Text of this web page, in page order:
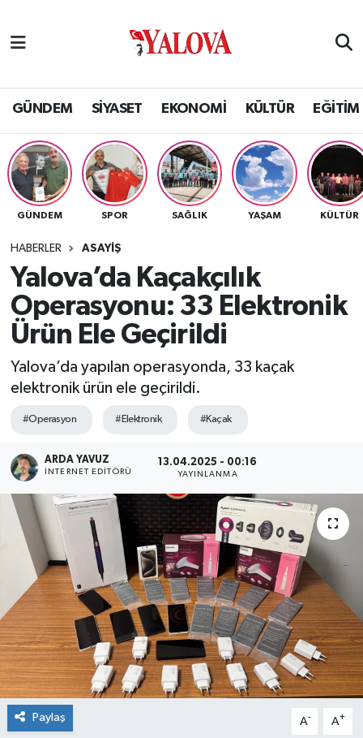
GÜNDEM SİYASET EKONOMİ KÜLTÜR EĞİTİM
GÜNDEM SPOR SAĞLIK YAŞAM KÜLTÜR
HABERLER ASAYİŞ
Yalova’da Kaçakçılık
Operasyonu: 33 Elektronik
Ürün Ele Geçirildi
Yalova’da yapılan operasyonda, 33 kaçak
elektronik ürün ele geçirildi.
#Operasyon #Elektronik #Kaçak
ARDA YAVUZ
İNTERNET EDITÖRÜ
13.04.2025 - 00:16
YAYINLANMA
Paylaş A- A+
SİYASET
EKONOMİ
KÜLTÜR
BİLİM VE TEKNOLOJİ
ASAYİŞ
SPOR
İLÇELERİMİZ
RESMİ İLAN
Yalova Nöbetçi Eczaneler
Yalova Hava Durumu
Yalova Namaz Vakitleri
Yalova Trafik Yoğunluk Haritası
Tüm Manşetler
Son Dakika Haberleri